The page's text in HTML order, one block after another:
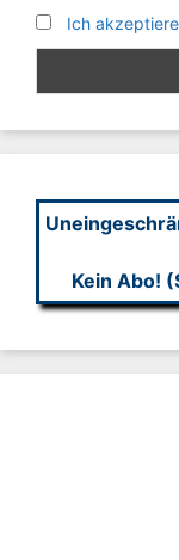
Ich
Kein Abo!